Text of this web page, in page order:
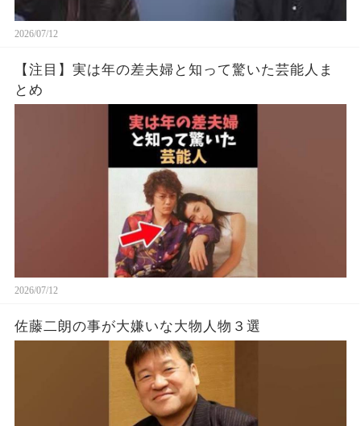
2026/07/12
【注目】実は年の差夫婦と知って驚いた芸能人ま
とめ
2026/07/12
佐藤二朗の事が大嫌いな大物人物３選